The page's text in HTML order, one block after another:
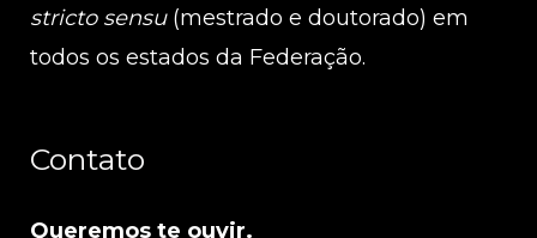
stricto sensu(mestrado e doutorado) em
todos os estados da Federação.
Contato
Queremos te ouvir.